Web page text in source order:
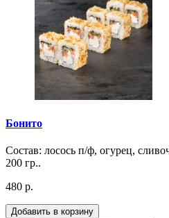
Бонито
Состав: лосось п/ф, огурец,
200 гр..
480 р.
Добавить в корзину